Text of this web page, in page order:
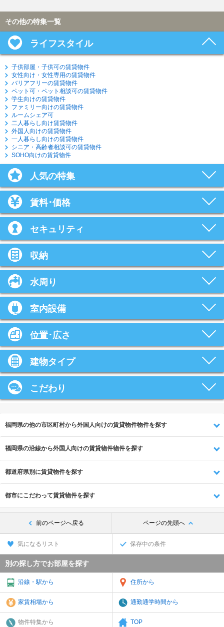
その他の特集一覧
ライフスタイル
子供部屋・子供可の賃貸物件
女性向け・女性専用の賃貸物件
バリアフリーの賃貸物件
ペット可・ペット相談可の賃貸物件
学生向けの賃貸物件
ファミリー向けの賃貸物件
ルームシェア可
二人暮らし向け賃貸物件
外国人向けの賃貸物件
一人暮らし向けの賃貸物件
シニア・高齢者相談可の賃貸物件
SOHO向けの賃貸物件
人気の特集
賃料･価格
セキュリティ
収納
水周り
室内設備
位置･広さ
建物タイプ
こだわり
福岡県の他の市区町村から外国人向けの賃貸物件物件を探す
福岡県の沿線から外国人向けの賃貸物件物件を探す
都道府県別に賃貸物件を探す
都市にこだわって賃貸物件を探す
前のページへ戻る ページの先頭へ
気になるリスト 保存中の条件
別の探し方でお部屋を探す
沿線・駅から 住所から
家賃相場から 通勤通学時間から
物件特集から TOP